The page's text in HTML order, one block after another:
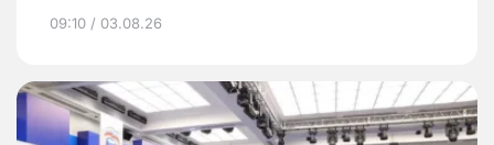
09:10 / 03.08.26